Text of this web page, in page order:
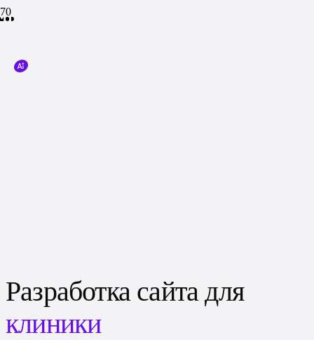
Разработка сайта для
клиники